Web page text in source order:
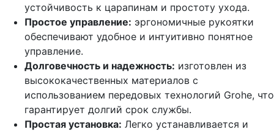
устойчивость к царапинам и простоту ухода.
Простое управление: эргономичные рукоятки
обеспечивают удобное и интуитивно понятное
управление.
Долговечность и надежность: изготовлен из
высококачественных материалов с
использованием передовых технологий Grohe, что
гарантирует долгий срок службы.
Простая установка: Легко устанавливается и